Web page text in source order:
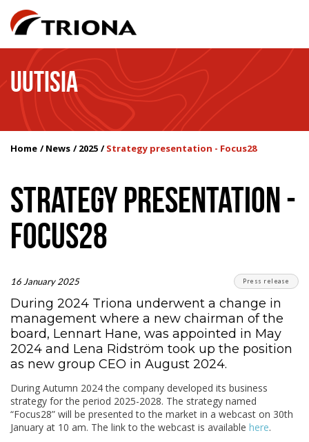
UUTISIA
Home News 2025 Strategy presentation - Focus28
STRATEGY PRESENTATION -
FOCUS28
16 January 2025 Press release
During 2024 Triona underwent a change in
management where a new chairman of the
board, Lennart Hane, was appointed in May
2024 and Lena Ridström took up the position
as new group CEO in August 2024.
During Autumn 2024 the company developed its business
strategy for the period 2025-2028. The strategy named
“Focus28” will be presented to the market in a webcast on 30th
January at 10 am. The link to the webcast is available here.